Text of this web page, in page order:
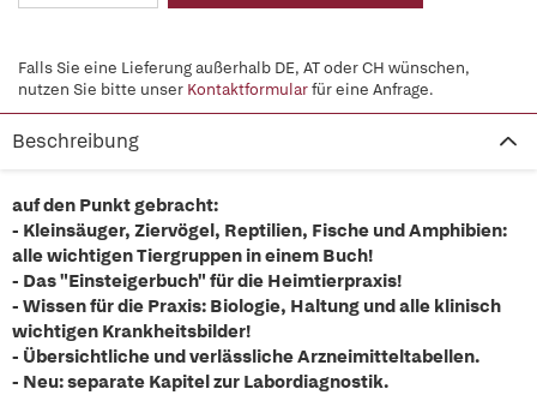
Falls Sie eine Lieferung außerhalb DE, AT oder CH wünschen,
nutzen Sie bitte unser Kontaktformularfür eine Anfrage.
Beschreibung
auf den Punkt gebracht:
- Kleinsäuger, Ziervögel, Reptilien, Fische und Amphibien:
alle wichtigen Tiergruppen in einem Buch!
- Das "Einsteigerbuch" für die Heimtierpraxis!
- Wissen für die Praxis: Biologie, Haltung und alle klinisch
wichtigen Krankheitsbilder!
- Übersichtliche und verlässliche Arzneimitteltabellen.
- Neu: separate Kapitel zur Labordiagnostik.